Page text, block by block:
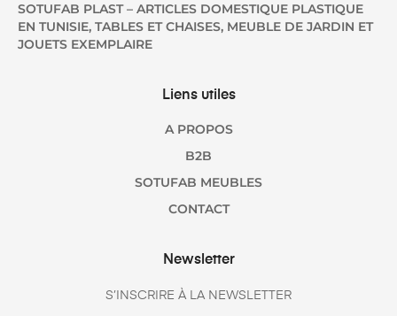
SOTUFAB PLAST – ARTICLES DOMESTIQUE PLASTIQUE
EN TUNISIE, TABLES ET CHAISES, MEUBLE DE JARDIN ET
JOUETS EXEMPLAIRE
Liens utiles
A PROPOS
B2B
SOTUFAB MEUBLES
CONTACT
Newsletter
S’INSCRIRE À LA NEWSLETTER